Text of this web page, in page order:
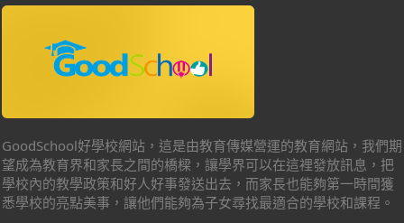
GoodSchool好學校網站，這是由教育傳媒營運的教育網站，我們期
望成為教育界和家長之間的橋樑，讓學界可以在這裡發放訊息，把
學校內的教學政策和好人好事發送出去，而家長也能夠第一時間獲
悉學校的亮點美事，讓他們能夠為子女尋找最適合的學校和課程。